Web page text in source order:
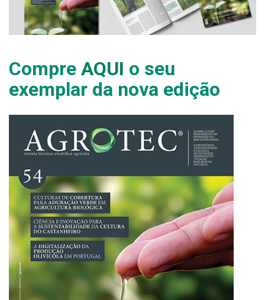
Compre AQUI o seu
exemplar da nova edição